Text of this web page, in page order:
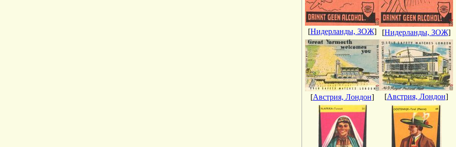
[Нидерланды, ЗОЖ] [Нидерланды, ЗОЖ]
[Австрия, Лондон] [Австрия, Лондон]